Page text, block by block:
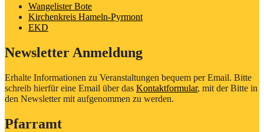
Wangelister Bote
Kirchenkreis Hameln-Pyrmont
EKD
Newsletter Anmeldung
Erhalte Informationen zu Veranstaltungen bequem per Email. Bitte
schreib hierfür eine Email über das Kontaktformular, mit der Bitte in
den Newsletter mit aufgenommen zu werden.
Pfarramt